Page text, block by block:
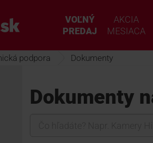
VOĽNÝ
PREDAJ
AKCIA
MESIACA
podpora Dokumenty
Dokumenty